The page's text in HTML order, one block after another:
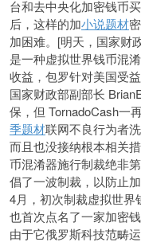
台和去中央化加密钱币
后，这样的加小说题材
加困难。[明天，国家财
是一种虚拟世界钱币混
收益，包罗针对美国受
国家财政部副部长
保，但 TornadoCash一
季题材联网不良行为者
而且也没接纳根本相关
币混淆器施行制裁绝非
倡了一波制裁，以防止
4月，初次制裁虚拟世界
也首次点名了一家加密
由于它俄罗斯科技范畴